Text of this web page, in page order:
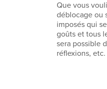
Que vous
déblocage ou
imposés qui
goûts et tous
sera possible
réflexions, etc.